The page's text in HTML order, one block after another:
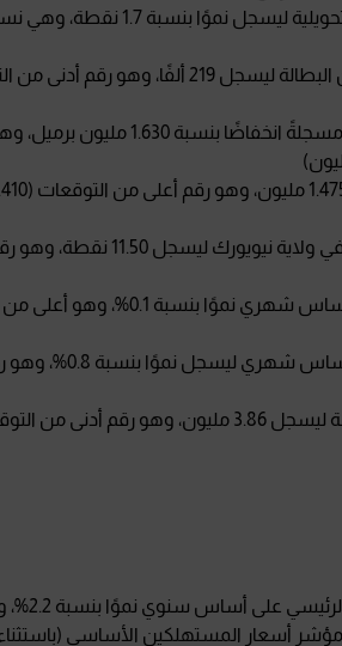
سجل
(2.6%). كما سجل مؤشر أسعار المستهلكين الأساسي